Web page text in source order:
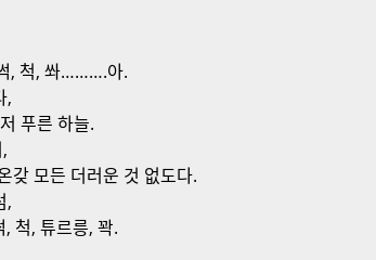
, 척, 쏴……….아.
,
푸른 하늘.
갖 모든 더러운 것 없도다.
,
, 튜르릉, 꽉.